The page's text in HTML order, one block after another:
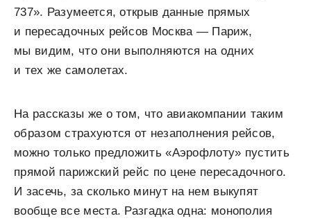
737». Разумеется, открыв данные прямых
и пересадочных рейсов Москва — Париж,
мы видим, что они выполняются на одних
и тех же самолетах.
На рассказы же о том, что авиакомпании таким
образом страхуются от незаполнения рейсов,
можно только предложить «Аэрофлоту» пустить
прямой парижский рейс по цене пересадочного.
И засечь, за сколько минут на нем выкупят
вообще все места. Разгадка одна: монополия